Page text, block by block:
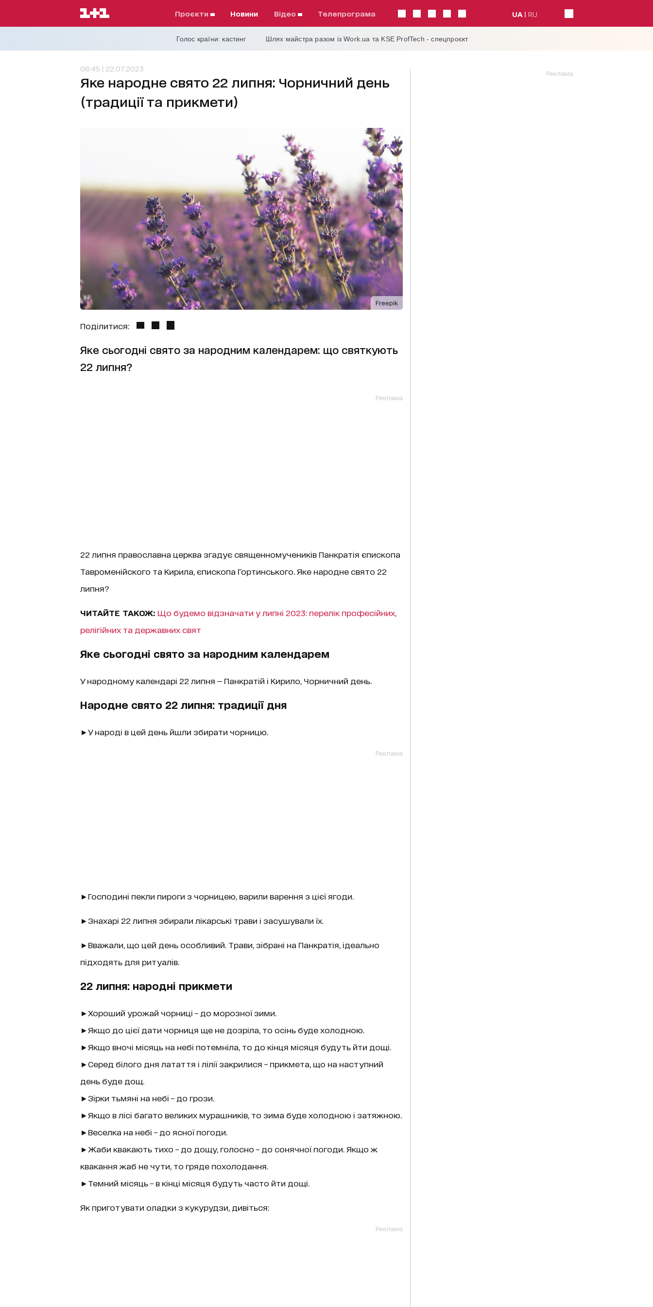
проєкти Новини відео телепрограма UA RU
Голос країни: кастинг Шлях майстра разом із Work.ua та KSE ProfTech - спецпроєкт
06:45 | 22.07.2023
Яке народне свято 22 липня: Чорничний день
(традиції та прикмети)
Freepik
Поділитися:
Яке сьогодні свято за народним календарем: що святкують
22 липня?
Реклама
22 липня православна церква згадує священномучеників Панкратія єпископа
Тавроменійского та Кирила, єпископа Гортинського. Яке народне свято 22
липня?
ЧИТАЙТЕ ТАКОЖ: Що будемо відзначати у липні 2023: перелік професійних,
релігійних та державних свят
Яке сьогодні свято за народним календарем
У народному календарі 22 липня — Панкратій і Кирило, Чорничний день.
Народне свято 22 липня: традиції дня
►У народі в цей день йшли збирати чорницю.
Реклама
►Господині пекли пироги з чорницею, варили варення з цієї ягоди.
►Знахарі 22 липня збирали лікарські трави і засушували їх.
►Вважали, що цей день особливий. Трави, зібрані на Панкратія, ідеально
підходять для ритуалів.
22 липня: народні прикмети
►Хороший урожай чорниці – до морозної зими.
►Якщо до цієї дати чорниця ще не дозріла, то осінь буде холодною.
►Якщо вночі місяць на небі потемніла, то до кінця місяця будуть йти дощі.
►Серед білого дня латаття і лілії закрилися – прикмета, що на наступний
день буде дощ.
►Зірки тьмяні на небі – до грози.
►Якщо в лісі багато великих мурашників, то зима буде холодною і затяжною.
►Веселка на небі – до ясної погоди.
►Жаби квакають тихо – до дощу, голосно – до сонячної погоди. Якщо ж
квакання жаб не чути, то гряде похолодання.
►Темний місяць – в кінці місяця будуть часто йти дощі.
Як приготувати оладки з кукурудзи, дивіться:
Реклама
Реклама